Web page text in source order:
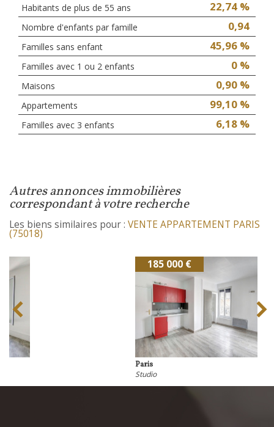
Habitants de plus de 55 ans 22,74 %
Nombre d'enfants par famille 0,94
Familles sans enfant 45,96 %
Familles avec 1 ou 2 enfants 0 %
Maisons 0,90 %
Appartements 99,10 %
Familles avec 3 enfants 6,18 %
autres annonces immobilières
correspondant à votre recherche
Les biens similaires pour : VENTE APPARTEMENT PARIS
(75018)